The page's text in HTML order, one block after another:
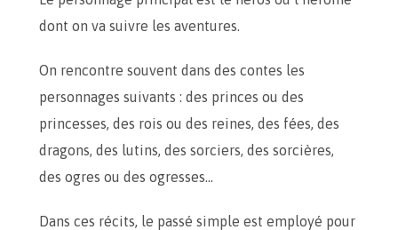
dont on va suivre les aventures.
On rencontre souvent dans des contes les
personnages suivants : des princes ou des
princesses, des rois ou des reines, des fées, des
dragons, des lutins, des sorciers, des sorcières,
des ogres ou des ogresses…
Dans ces récits, le passé simple est employé pour